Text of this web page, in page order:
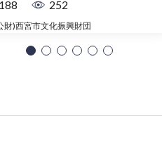
252
財)西宮市文化振興財団